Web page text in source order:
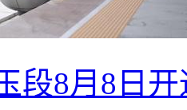
段8月8日